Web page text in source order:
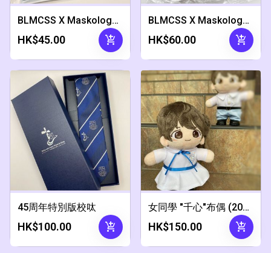
BLMCSS X Maskology 45周年限量特別版口罩
HK$45.00 add_shopping_cart
BLMCSS X Maskology 五色版口罩
HK$60.00 add_shopping_cart
45周年特別版校呔
HK$100.00 add_shopping_cart
女同學 "千心"布偶 (20cm高)
HK$150.00 add_shopping_cart